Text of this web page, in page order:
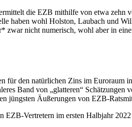
die EZB mithilfe von etwa
haben wohl Holston, Laubach und
zwar nicht numerisch, wohl aber in
für den natürlichen Zins im Euroraum
Band von „glatteren“
jüngsten Äußerungen von EZB-
EZB-Vertretern im ersten Halbjahr